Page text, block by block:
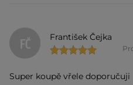
FČ František Čejka
Super koupě vřele doporučuji